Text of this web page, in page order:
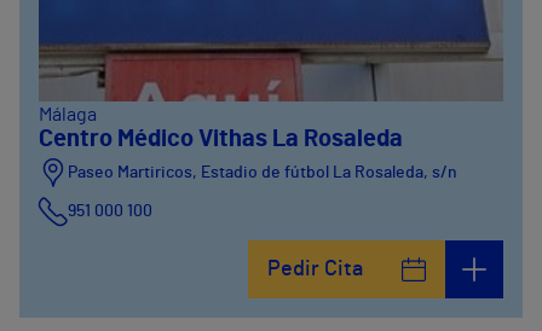
Málaga
Centro Médico Vithas La Rosaleda
Paseo Martiricos, Estadio de fútbol La Rosaleda, s/n
951 000 100
Pedir Cita